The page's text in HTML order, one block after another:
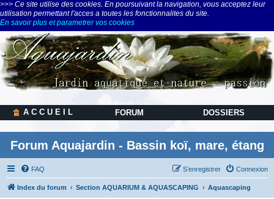
>>> Ce site utilise des cookies. En poursuivant la navigation, vous acceptez leur
utilisation permettant l'acces a toutes les fonctionnalites du site.
En savoir plus et parametrer vos cookies
A C C U E I L FORUM DOSSIERS
Forum Aquajardin - Bassin koï, mare, étang
FAQ Connexion
S’enregistrer
Index du forum Section AQUARIUM & AQUASCAPING Aquascaping